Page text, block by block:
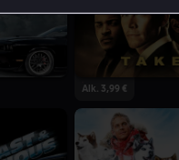
Alk. 3,99 €